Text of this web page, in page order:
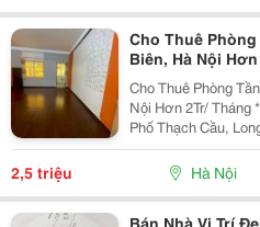
Cho Thuê
Biên, Hà Nội
Cho Thuê Phòng
Nội Hơn 2Tr/ Tháng
Phố Thạch Cầu,
Công 6M2 - Nhà
Giờ Giấc Tự Do -
2,5 triệu Hà Nội
Bán Nhà Vị Trí